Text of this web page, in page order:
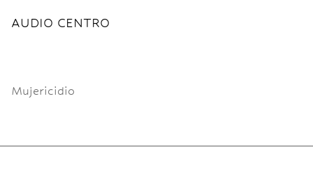
AUDIO CENTRO
Mujericidio